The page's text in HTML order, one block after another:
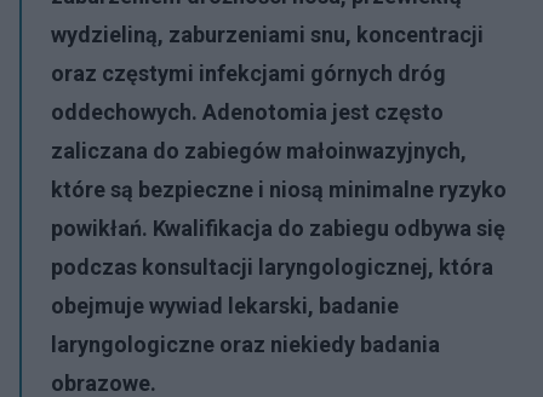
wydzieliną, zaburzeniami snu, koncentracji
oraz częstymi infekcjami górnych dróg
oddechowych. Adenotomia jest często
zaliczana do zabiegów małoinwazyjnych,
które są bezpieczne i niosą minimalne ryzyko
powikłań. Kwalifikacja do zabiegu odbywa się
podczas konsultacji laryngologicznej, która
obejmuje wywiad lekarski, badanie
laryngologiczne oraz niekiedy badania
obrazowe.